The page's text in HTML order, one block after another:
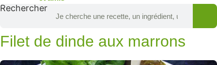
Rechercher
Filet de dinde aux marrons